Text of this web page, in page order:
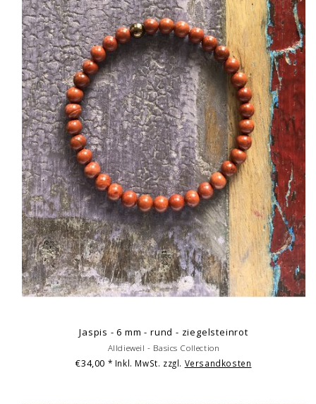
Jaspis - 6 mm - rund - ziegelsteinrot
Alldieweil - Basics Collection
€34,00 * Inkl. MwSt. zzgl. Versandkosten